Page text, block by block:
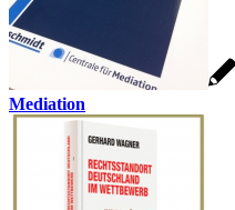
Mediation